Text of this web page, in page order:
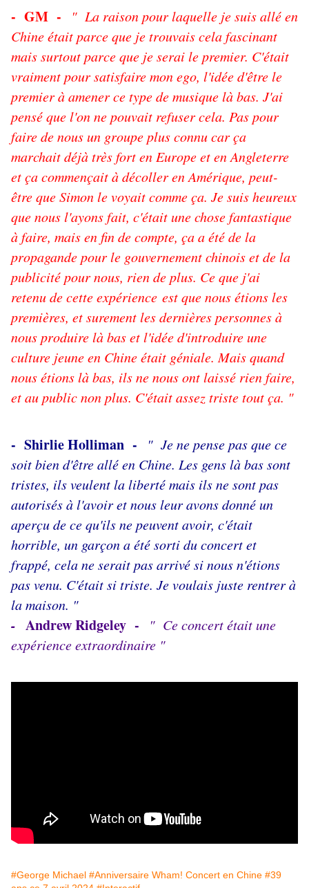
- GM -
" La raison pour laquelle je suis allé en
Chine était parce que je trouvais cela fascinant
mais surtout parce que je serai le premier. C'était
vraiment pour satisfaire mon ego, l'idée d'être le
premier à amener ce type de musique là bas. J'ai
pensé que l'on ne pouvait refuser cela. Pas pour
faire de nous un groupe plus connu car ça
marchait déjà très fort en Europe et en Angleterre
et ça commençait à décoller en Amérique, peut-
être que Simon le voyait comme ça. Je suis heureux
que nous l'ayons fait, c'était une chose fantastique
à faire, mais en fin de compte, ça a été de la
propagande pour le gouvernement chinois et de la
publicité pour nous, rien de plus. Ce que j'ai
retenu de cette expérience est que nous étions les
premières, et surement les dernières personnes à
nous produire là bas et l'idée d'introduire une
culture jeune en Chine était géniale. Mais quand
nous étions là bas, ils ne nous ont laissé rien faire,
et au public non plus. C'était assez triste tout ça. "
- Shirlie Holliman -
" Je ne pense pas que ce
soit bien d'être allé en Chine. Les gens là bas sont
tristes, ils veulent la liberté mais ils ne sont pas
autorisés à l'avoir et nous leur avons donné un
aperçu de ce qu'ils ne peuvent avoir, c'était
horrible, un garçon a été sorti du concert et
frappé, cela ne serait pas arrivé si nous n'étions
pas venu. C'était si triste. Je voulais juste rentrer à
la maison. "
- Andrew Ridgeley -
" Ce concert était une
expérience extraordinaire "
#George Michael #Anniversaire Wham! Concert en Chine #39